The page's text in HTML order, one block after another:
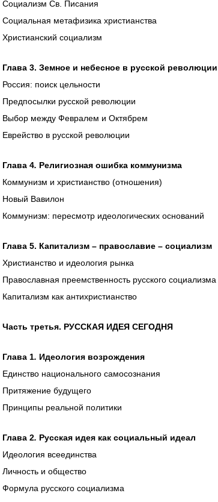
Социализм Св. Писания
Социальная метафизика христианства
Христианский социализм
Глава 3. Земное и небесное в русской революции
Россия: поиск цельности
Предпосылки русской революции
Выбор между Февралем и Октябрем
Еврейство в русской революции
Глава 4. Религиозная ошибка коммунизма
Коммунизм и христианство (отношения)
Новый Вавилон
Коммунизм: пересмотр идеологических оснований
Глава 5. Капитализм – православие – социализм
Христианство и идеология рынка
Православная преемственность русского социализма
Капитализм как антихристианство
Часть третья. РУССКАЯ ИДЕЯ СЕГОДНЯ
Глава 1. Идеология возрождения
Единство национального самосознания
Притяжение будущего
Принципы реальной политики
Глава 2. Русская идея как социальный идеал
Идеология всеединства
Личность и общество
Формула русского социализма